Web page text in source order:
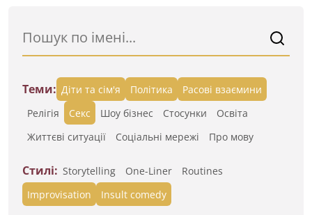
Теми: Діти та сім'я Політика
Расові взаємини
Релігія
Секс Шоу бізнес Стосунки
Освіта
Життєві ситуації
Cоціальні мережі Про мову
Стилі: Storytelling One-Liner
Routines
Improvisation
Insult comedy